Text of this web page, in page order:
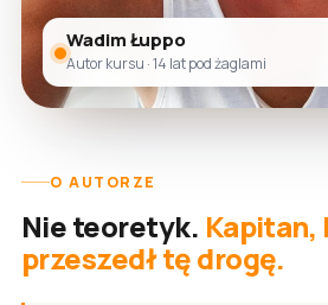
Wadim Łuppo
Autor kursu · 14 lat pod żaglami
O AUTORZE
Nie teoretyk. Kapitan,
przeszedł tę drogę.